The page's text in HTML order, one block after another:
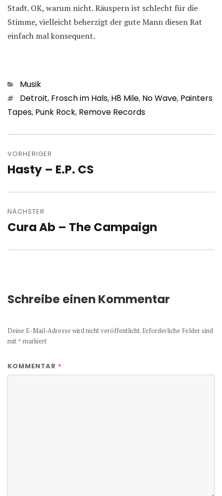
Stadt. OK, warum nicht. Räuspern ist schlecht für die
Stimme, vielleicht beherzigt der gute Mann diesen Rat
einfach mal konsequent.
Kategorien
Musik
Schlagwörter
Detroit, Frosch im Hals, H8 Mile, No Wave, Painters
Tapes, Punk Rock, Remove Records
VORHERIGER
Vorheriger
Hasty – E.P. CS
NÄCHSTER
Nächster
Cura Ab – The Campaign
Schreibe einen Kommentar
Deine E-Mail-Adresse wird nicht veröffentlicht. Erforderliche Felder sind
mit * markiert
KOMMENTAR *